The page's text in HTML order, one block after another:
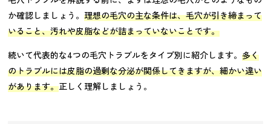
か確認しましょう。理想の毛穴の主な条件は、毛穴が引き締まって
いること、汚れや皮脂などが詰まっていないことです。
続いて代表的な4つの毛穴トラブルをタイプ別に紹介します。多く
のトラブルには皮脂の過剰な分泌が関係してきますが、細かい違い
があります。正しく理解しましょう。